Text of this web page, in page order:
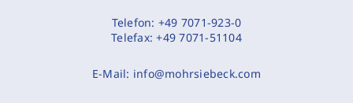
Telefon: +49 7071-923-0
Telefax:+49 7071-51104
E-Mail: info@mohrsiebeck.com